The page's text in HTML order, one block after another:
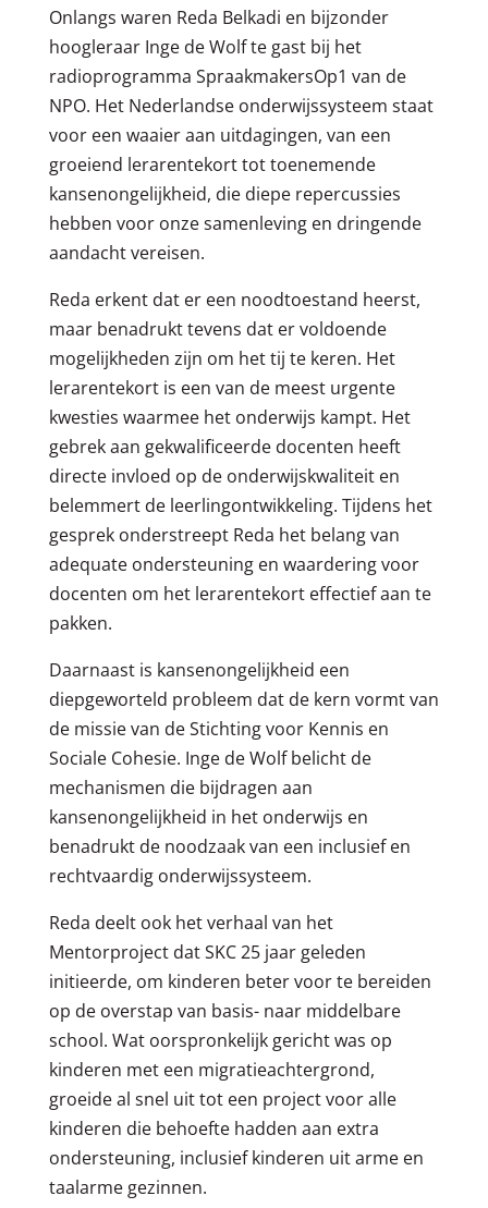
Onlangs waren Reda Belkadi en bijzonder
hoogleraar Inge de Wolf te gast bij het
radioprogramma SpraakmakersOp1 van de
NPO. Het Nederlandse onderwijssysteem staat
voor een waaier aan uitdagingen, van een
groeiend lerarentekort tot toenemende
kansenongelijkheid, die diepe repercussies
hebben voor onze samenleving en dringende
aandacht vereisen.
Reda erkent dat er een noodtoestand heerst,
maar benadrukt tevens dat er voldoende
mogelijkheden zijn om het tij te keren. Het
lerarentekort is een van de meest urgente
kwesties waarmee het onderwijs kampt. Het
gebrek aan gekwalificeerde docenten heeft
directe invloed op de onderwijskwaliteit en
belemmert de leerlingontwikkeling. Tijdens het
gesprek onderstreept Reda het belang van
adequate ondersteuning en waardering voor
docenten om het lerarentekort effectief aan te
pakken.
Daarnaast is kansenongelijkheid een
diepgeworteld probleem dat de kern vormt van
de missie van de Stichting voor Kennis en
Sociale Cohesie. Inge de Wolf belicht de
mechanismen die bijdragen aan
kansenongelijkheid in het onderwijs en
benadrukt de noodzaak van een inclusief en
rechtvaardig onderwijssysteem.
Reda deelt ook het verhaal van het
Mentorproject dat SKC 25 jaar geleden
initieerde, om kinderen beter voor te bereiden
op de overstap van basis- naar middelbare
school. Wat oorspronkelijk gericht was op
kinderen met een migratieachtergrond,
groeide al snel uit tot een project voor alle
kinderen die behoefte hadden aan extra
ondersteuning, inclusief kinderen uit arme en
taalarme gezinnen.